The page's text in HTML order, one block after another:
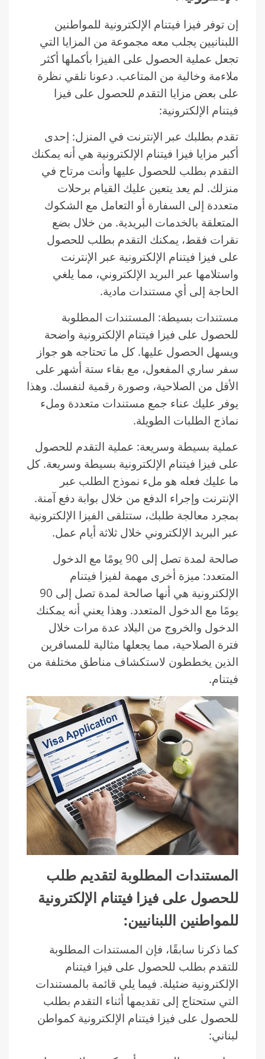
إن توفر فيزا فيتنام الإلكترونية للمواطنين
اللبنانيين يجلب معه مجموعة من المزايا التي
تجعل عملية الحصول على الفيزا بأكملها أكثر
ملاءمة وخالية من المتاعب. دعونا نلقي نظرة
على بعض مزايا التقدم للحصول على فيزا
فيتنام الإلكترونية:
تقدم بطلبك عبر الإنترنت في المنزل: إحدى
أكبر مزايا فيزا فيتنام الإلكترونية هي أنه يمكنك
التقدم بطلب للحصول عليها وأنت مرتاح في
منزلك. لم يعد يتعين عليك القيام برحلات
متعددة إلى السفارة أو التعامل مع الشكوك
المتعلقة بالخدمات البريدية. من خلال بضع
نقرات فقط، يمكنك التقدم بطلب للحصول
على فيزا فيتنام الإلكترونية عبر الإنترنت
واستلامها عبر البريد الإلكتروني، مما يلغي
الحاجة إلى أي مستندات مادية.
مستندات بسيطة: المستندات المطلوبة
للحصول على فيزا فيتنام الإلكترونية واضحة
ويسهل الحصول عليها. كل ما تحتاجه هو جواز
سفر ساري المفعول، مع بقاء ستة أشهر على
الأقل من الصلاحية، وصورة رقمية لنفسك. وهذا
يوفر عليك عناء جمع مستندات متعددة وملء
نماذج الطلبات الطويلة.
عملية بسيطة وسريعة: عملية التقدم للحصول
على فيزا فيتنام الإلكترونية بسيطة وسريعة. كل
ما عليك فعله هو ملء نموذج الطلب عبر
الإنترنت وإجراء الدفع من خلال بوابة دفع آمنة.
بمجرد معالجة طلبك، ستتلقى الفيزا الإلكترونية
عبر البريد الإلكتروني خلال ثلاثة أيام عمل.
صالحة لمدة تصل إلى 90 يومًا مع الدخول
المتعدد: ميزة أخرى مهمة لفيزا فيتنام
الإلكترونية هي أنها صالحة لمدة تصل إلى 90
يومًا مع الدخول المتعدد. وهذا يعني أنه يمكنك
الدخول والخروج من البلاد عدة مرات خلال
فترة الصلاحية، مما يجعلها مثالية للمسافرين
الذين يخططون لاستكشاف مناطق مختلفة من
فيتنام.
المستندات المطلوبة لتقديم طلب
للحصول على فيزا فيتنام الإلكترونية
للمواطنين اللبنانيين:
كما ذكرنا سابقًا، فإن المستندات المطلوبة
للتقدم بطلب للحصول على فيزا فيتنام
الإلكترونية ضئيلة. فيما يلي قائمة بالمستندات
التي ستحتاج إلى تقديمها أثناء التقدم بطلب
للحصول على فيزا فيتنام الإلكترونية كمواطن
لبناني: